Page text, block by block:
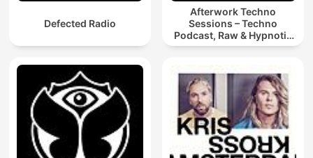
Defected Radio
Afterwork Techno
Sessions – Techno
Podcast, Raw & Hypnotic
Techno Mixes